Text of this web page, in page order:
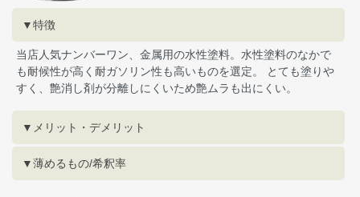
▼特徴
当店人気ナンバーワン、金属用の水性塗料。水性塗料のなかで
も耐候性が高く耐ガソリン性も高いものを選定。 とても塗りや
すく、艶消し剤が分離しにくいため艶ムラも出にくい。
▼メリット・デメリット
▼薄めるもの/希釈率